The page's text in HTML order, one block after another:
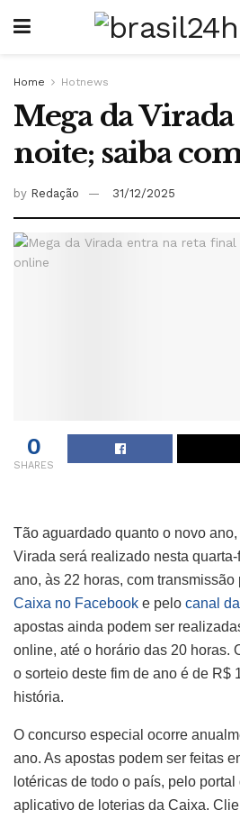
Home Hotnews
Mega da Virada
noite; saiba
by Redação 31/12/2025
0
SHARES
Tão aguardado quanto o novo
Virada será realizado nesta
ano, às 22 horas, com transmissão
Caixa no Facebook e pelo canal
apostas ainda podem ser
online, até o horário das 20 horas.
o sorteio deste fim de ano é de R$
história.
O concurso especial ocorre
ano. As apostas podem ser feitas
lotéricas de todo o país, pelo
aplicativo de loterias da Caixa.